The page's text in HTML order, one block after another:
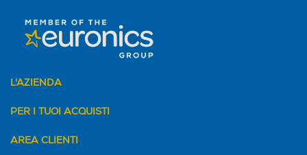
L'AZIENDA
PER I TUOI ACQUISTI
AREA CLIENTI